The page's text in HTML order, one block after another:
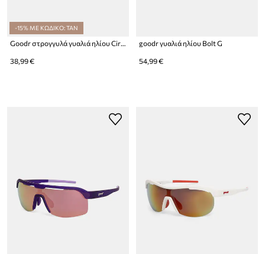
-15% ΜΕ ΚΩΔΙΚΟ: TAN
Goodr στρογγυλά γυαλιά ηλίου Circle Gs
38,99 €
goodr γυαλιά ηλίου Bolt G
54,99 €